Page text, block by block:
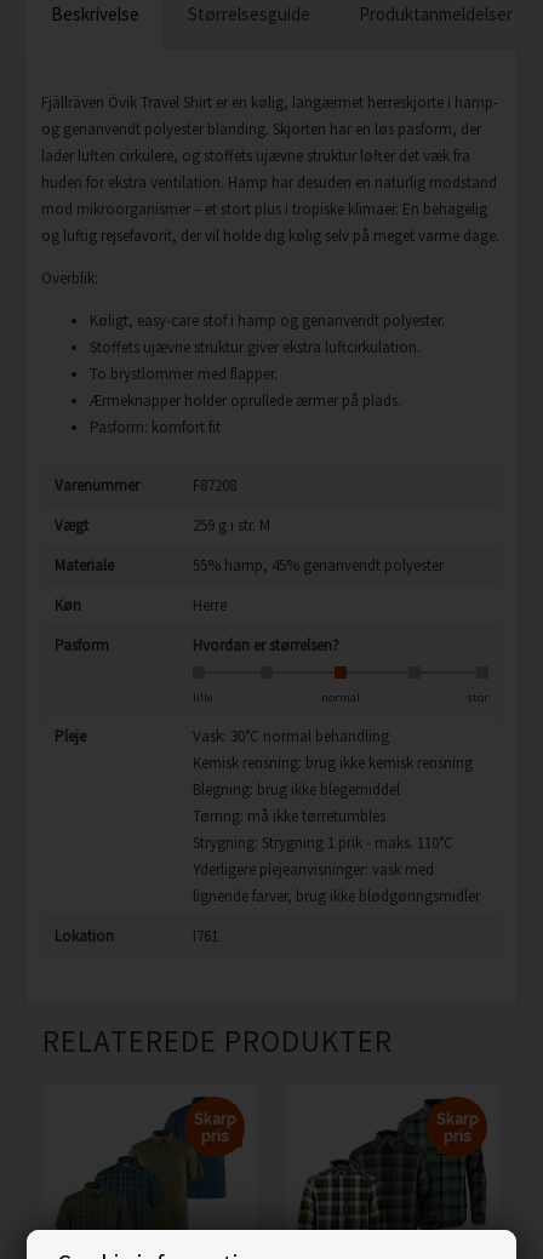
Beskrivelse Størrelsesguide Produktanmeldelser
Fjällräven Övik Travel Shirt er en kølig, langærmet herreskjorte i hamp-
og genanvendt polyester blanding. Skjorten har en løs pasform, der
lader luften cirkulere, og stoffets ujævne struktur løfter det væk fra
huden for ekstra ventilation. Hamp har desuden en naturlig modstand
mod mikroorganismer – et stort plus i tropiske klimaer. En behagelig
og luftig rejsefavorit, der vil holde dig kølig selv på meget varme dage.
Overblik:
Køligt, easy-care stof i hamp og genanvendt polyester.
Stoffets ujævne struktur giver ekstra luftcirkulation.
To brystlommer med flapper.
Ærmeknapper holder oprullede ærmer på plads.
Pasform: komfort fit
Varenummer
F87208
Vægt
259 g i str. M
Materiale
55% hamp, 45% genanvendt polyester
Køn
Herre
Pasform
Hvordan er størrelsen?
lille normal stor
Pleje
Vask: 30°C normal behandling
Kemisk rensning: brug ikke kemisk rensning
Blegning: brug ikke blegemiddel
Tørring: må ikke tørretumbles
Strygning: Strygning 1 prik - maks. 110°C
Yderligere plejeanvisninger: vask med
lignende farver, brug ikke blødgøringsmidler
Lokation
I761
RELATEREDE PRODUKTER
Skarp
pris
Skarp
pris